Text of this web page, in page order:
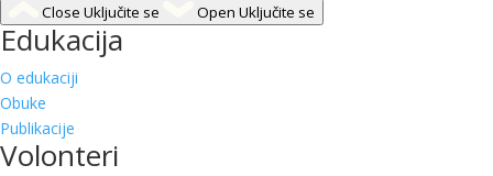
Close Uključite se Open Uključite se
Edukacija
O edukaciji
Obuke
Publikacije
Volonteri